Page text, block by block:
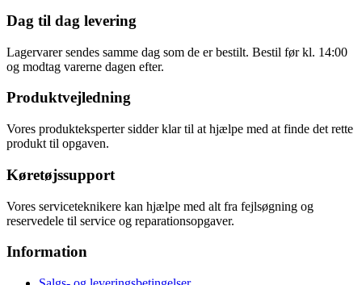
Dag til dag levering
Lagervarer sendes samme dag som de er bestilt. Bestil før kl. 14:00
og modtag varerne dagen efter.
Produktvejledning
Vores produkteksperter sidder klar til at hjælpe med at finde det rette
produkt til opgaven.
Køretøjssupport
Vores serviceteknikere kan hjælpe med alt fra fejlsøgning og
reservedele til service og reparationsopgaver.
Information